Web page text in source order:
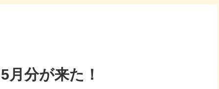
月分が来た！